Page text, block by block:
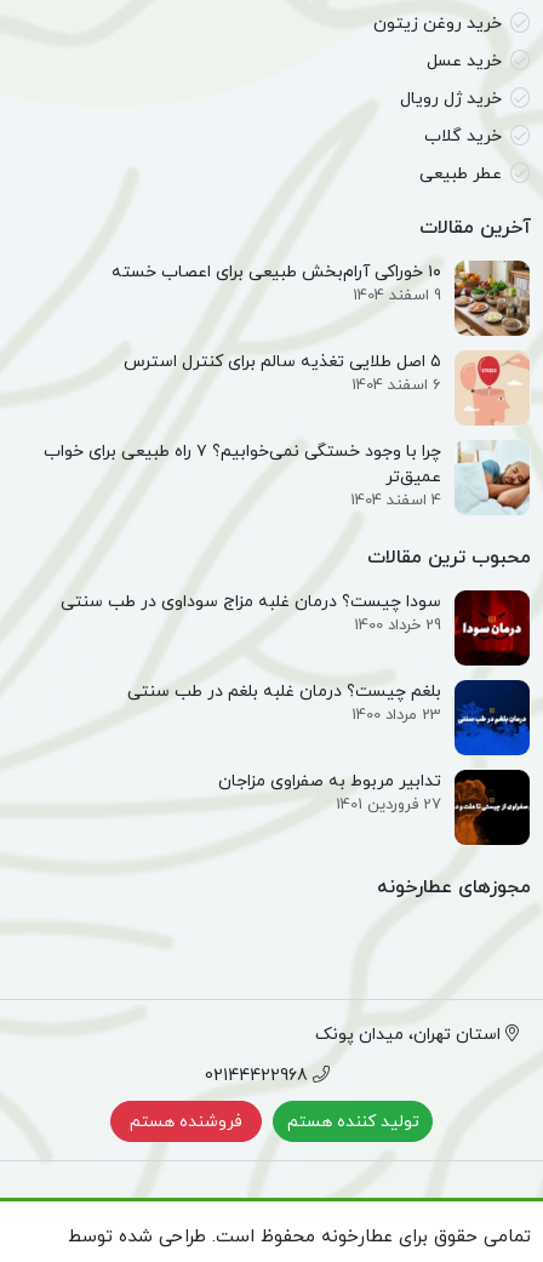
خرید روغن زیتون
خرید عسل
خرید ژل رویال
خرید گلاب
عطر طبیعی
آخرین مقالات
۱۰ خوراکی آرام‌بخش طبیعی برای اعصاب خسته
9 اسفند 1404
۵ اصل طلایی تغذیه سالم برای کنترل استرس
6 اسفند 1404
چرا با وجود خستگی نمی‌خوابیم؟ ۷ راه طبیعی برای خواب
عمیق‌تر
4 اسفند 1404
محبوب ترین مقالات
سودا چیست؟ درمان غلبه مزاج سوداوی در طب سنتی
29 خرداد 1400
بلغم چیست؟ درمان غلبه بلغم در طب سنتی
23 مرداد 1400
تدابیر مربوط به صفراوی مزاجان
27 فروردین 1401
مجوزهای عطارخونه
استان تهران، میدان پونک
02144422968
تولید کننده هستم
فروشنده هستم
تمامی حقوق برای عطارخونه محفوظ است. طراحی شده توسط